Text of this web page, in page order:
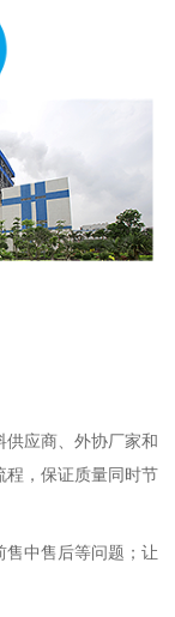
供应商、外协厂家和
程，保证质量同时节
中售后等问题；让